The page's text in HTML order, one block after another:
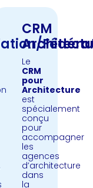
CRM
Le
CRM
pour
Architecture
est
spécialement
conçu
pour
accompagner
les
agences
d’architecture
dans
la